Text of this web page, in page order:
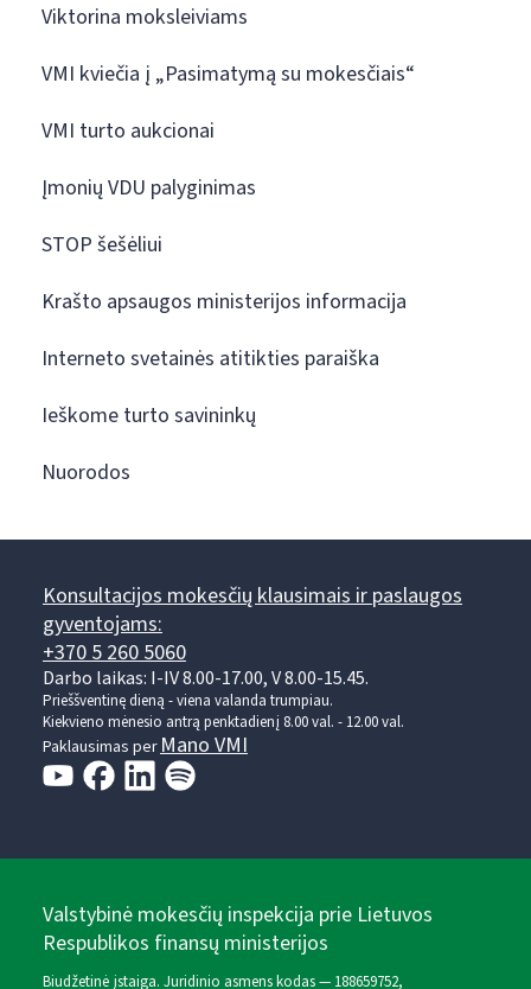
Viktorina moksleiviams
VMI kviečia į „Pasimatymą su mokesčiais“
VMI turto aukcionai
Įmonių VDU palyginimas
STOP šešėliui
Krašto apsaugos ministerijos informacija
Interneto svetainės atitikties paraiška
Ieškome turto savininkų
Nuorodos
Konsultacijos mokesčių klausimais ir paslaugos
gyventojams:
+370 5 260 5060
Darbo laikas: I-IV 8.00-17.00, V 8.00-15.45.
Prieššventinę dieną - viena valanda trumpiau.
Kiekvieno mėnesio antrą penktadienį 8.00 val. - 12.00 val.
Paklausimas per Mano VMI
Valstybinė mokesčių inspekcija prie Lietuvos
Respublikos finansų ministerijos
Biudžetinė įstaiga. Juridinio asmens kodas — 188659752,